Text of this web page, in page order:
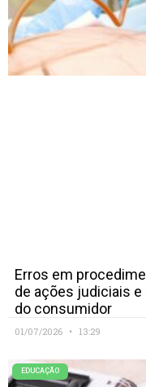
Erros em
de ações judiciais
do consumidor
01/07/2026 13:29
EDUCAÇÃO